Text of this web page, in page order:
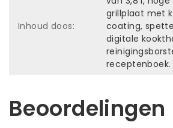
Inhoud doos:
grillplaat met
coating,
digitale
receptenboek.
Beoordelingen